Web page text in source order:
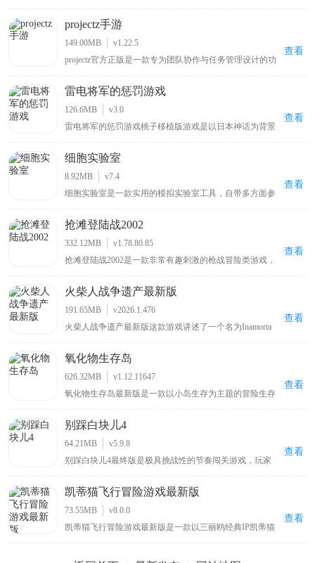
家带来了熟悉而愉快的游戏体验。在游戏中充满了探索的
乐趣，你可以自由地在浮岛上探索、收集资源、打造工具
和装备，面对挑战并解锁新的区域。
projectz手游
149.00MB
v1.22.5
projectz官方正版是一款专为团队协作与任务管理设计的功
还是大型企业其多样化需求都能满足，支持任务分配、进
度监控、文件共享和实时沟通等功能，跨平台兼容性保证
不同设备可无缝使用，云端存储保障数据安全与可访问
性，以简洁操作和强大功能成提升团队效率理想之选。
查看
雷电将军的惩罚游戏
126.6MB
v3.0
雷电将军的惩罚游戏桃子移植版游戏是以日本神话为背景
家，需在充满挑战关卡击败强大敌人并解开雷电将军背后
秘密，融合角色养成、装备升级和策略战斗等元素带来深
度游戏体验，让喜欢动作游戏或对神话故事感兴趣的玩家
都能从中找到乐趣。
查看
细胞实验室
8.92MB
v7.4
细胞实验室是一款实用的模拟实验室工具，自带多方面参
培养皿状态，帮助用户提升对细胞实验的学习状态，适合
对细胞实验学习感兴趣的用户使用，能让其在模拟环境中
更好地探索细胞培养相关知识。
查看
抢滩登陆战2002
332.12MB
v1.78.80.85
抢滩登陆战2002是一款非常有趣刺激的枪战冒险类游戏，
冒险体验，帮助玩家享受到最多元的射击感受体验，帮助
玩家找到各种非常刺激的动作体验，游戏以沙滩登录为背
景，玩家需要在这款游戏中收集到各种枪械来面临各种枪
战体验，玩家可以在这里感受到最多元的游戏魅力，加入
查看
火柴人战争遗产最新版
191.65MB
v2026.1.476
火柴人战争遗产最新版这款游戏讲述了一个名为Inamorta
争工艺。该游戏场景设计宏伟，地图广袤，在地图上会有
不同国家划分出来疆域，你将依照不断增加的战争工艺来
突破各个国家的防御，好吸取成熟的战争艺术，游戏关卡
多样，具备的玩法也非常丰富，绝对会给予你非常刺激的
查看
氧化物生存岛
626.32MB
v1.12.11647
氧化物生存岛最新版是一款以小岛生存为主题的冒险生存
表、服装列表信息，岛上有废弃城市，包含商场、加油站
等建筑物场景可供探索，但要留意棕熊等野兽带来的威胁
查看
别踩白块儿4
64.21MB
v5.9.8
别踩白块儿4最终版是极具挑战性的节奏闯关游戏，玩家
体验，跟随动感音乐节奏精准点击黑色琴键感受音乐与游
戏完美契合，多样游戏模式如经典模式、街机模式等带来
无比爽快的节奏大挑战 。
查看
凯蒂猫飞行冒险游戏最新版
73.55MB
v8.0.0
凯蒂猫飞行冒险游戏最新版是一款以三丽鸥经典IP凯蒂猫
查看